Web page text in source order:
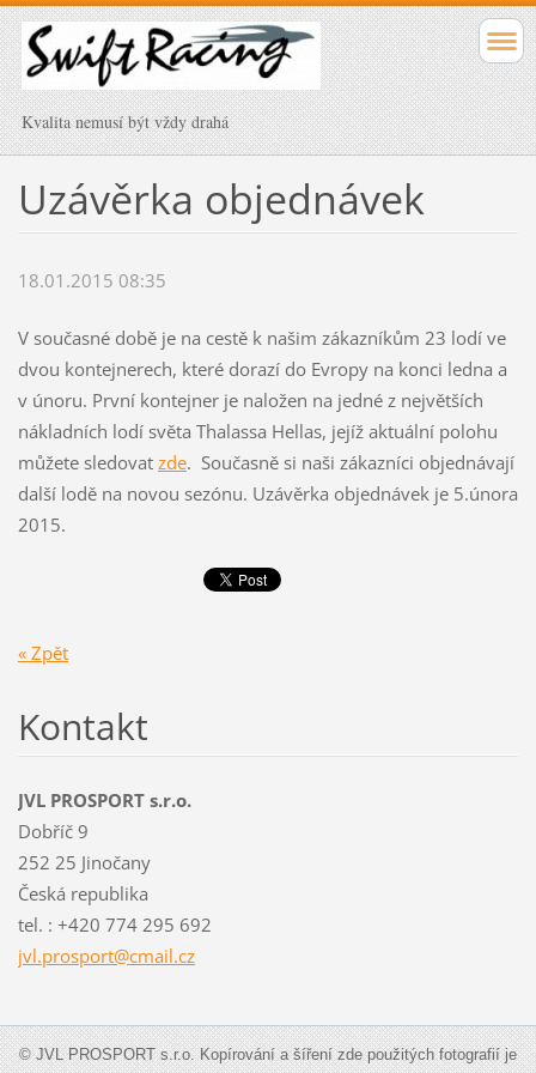
Kvalita nemusí být vždy drahá
Uzávěrka objednávek
18.01.2015 08:35
V současné době je na cestě k našim zákazníkům 23 lodí ve
dvou kontejnerech, které dorazí do Evropy na konci ledna a
v únoru. První kontejner je naložen na jedné z největších
nákladních lodí světa Thalassa Hellas, jejíž aktuální polohu
můžete sledovat zde. Současně si naši zákazníci objednávají
další lodě na novou sezónu. Uzávěrka objednávek je 5.února
2015.
« Zpět
Kontakt
JVL PROSPORT s.r.o.
Dobříč 9
252 25 Jinočany
Česká republika
tel. : +420 774 295 692
jvl.prosport@cmail.cz
© JVL PROSPORT s.r.o. Kopírování a šíření zde použitých fotografií je